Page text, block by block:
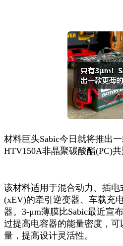
材料巨头Sabic今日就将推出
HTV150A非晶聚碳酸酯(PC)共
该材料适用于混合动力、插
(xEV)的牵引逆变器、车载充
器。3-μm薄膜比Sabic最近宣
过提高电容器的能量密度，
量，提高设计灵活性。